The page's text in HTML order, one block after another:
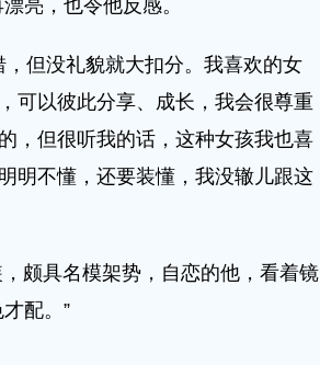
亮，也令他反感。
但没礼貌就大扣分。我喜欢的女
可以彼此分享、成长，我会很尊重
，但很听我的话，这种女孩我也喜
明不懂，还要装懂，我没辙儿跟这
颇具名模架势，自恋的他，看着镜
配。”